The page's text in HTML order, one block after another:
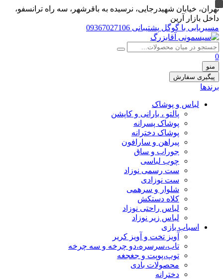
تهران، خيابان شهيدرجايى، نرسیده به باقرشهر، سه راه ترانسفو،
داخل بازار آرین
مسیریابی با گوگل پشتیبانی 09367027106
0
منو
پیگیری سفارش
برندها
لباس و پوشاک
پالتو ، بارانی و کاپشن
پوشاک پسرانه
پوشاک دخترانه
پیراهن و سارافون
جوراب و ساق
چوب لباسی
ست رسمی نوزاد
ست نوزادی
شلوار و سرهمی
کلاه دستکش
لباس راحتی نوزاد
لباس زیر نوزاد
اسباب بازی
آویز تخت و آویز کریر
تاب،سرسره،دو چرخه و سه چرخه
توپ،پوپت و جغجغه
محصولات بادی
دخترانه